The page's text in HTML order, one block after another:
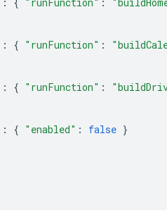
: { "runFunction" :
: { "runFunction" :
: { "enabled" : false }